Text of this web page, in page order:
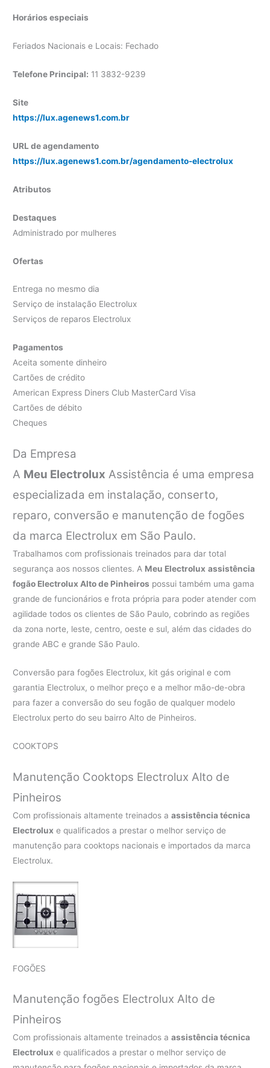
Horários especiais
Feriados Nacionais e Locais: Fechado
Telefone Principal: 11 3832-9239
Site
https://lux.agenews1.com.br
URL de agendamento
https://lux.agenews1.com.br/agendamento-electrolux
Atributos
Destaques
Administrado por mulheres
Ofertas
Entrega no mesmo dia
Serviço de instalação Electrolux
Serviços de reparos Electrolux
Pagamentos
Aceita somente dinheiro
Cartões de crédito
American Express Diners Club MasterCard Visa
Cartões de débito
Cheques
Da Empresa
A Meu Electrolux Assistência é uma empresa
especializada em instalação, conserto,
reparo, conversão e manutenção de fogões
da marca Electrolux em São Paulo.
Trabalhamos com profissionais treinados para dar total
segurança aos nossos clientes. A Meu Electrolux assistência
fogão Electrolux Alto de Pinheiros possui também uma gama
grande de funcionários e frota própria para poder atender com
agilidade todos os clientes de São Paulo, cobrindo as regiões
da zona norte, leste, centro, oeste e sul, além das cidades do
grande ABC e grande São Paulo.
Conversão para fogões Electrolux, kit gás original e com
garantia Electrolux, o melhor preço e a melhor mão-de-obra
para fazer a conversão do seu fogão de qualquer modelo
Electrolux perto do seu bairro Alto de Pinheiros.
COOKTOPS
Manutenção Cooktops Electrolux Alto de
Pinheiros
Com profissionais altamente treinados aassistência técnica
Electrolux e qualificados a prestar o melhor serviço de
manutenção para cooktops nacionais e importados da marca
Electrolux.
FOGÕES
Manutenção fogões Electrolux Alto de
Pinheiros
Com profissionais altamente treinados aassistência técnica
Electrolux e qualificados a prestar o melhor serviço de